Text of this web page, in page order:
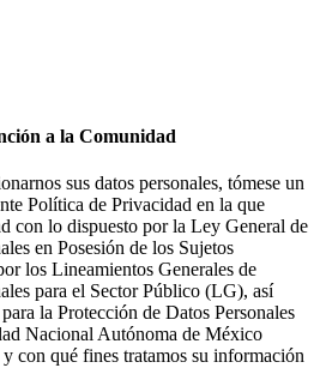
a la Comunidad
sus datos personales, tómese un
Política de Privacidad en la que
con lo dispuesto por la Ley General de
en Posesión de los Sujetos
los Lineamientos Generales de
para el Sector Público (LG), así
la Protección de Datos Personales
Nacional Autónoma de México
con qué fines tratamos su información